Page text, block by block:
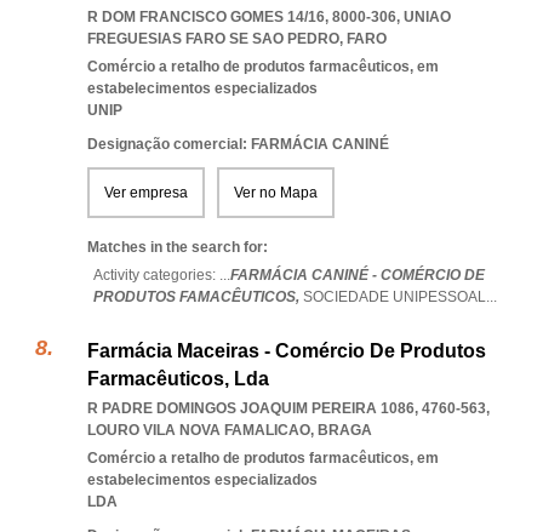
R DOM FRANCISCO GOMES 14/16, 8000-306, UNIAO
FREGUESIAS FARO SE SAO PEDRO, FARO
Comércio a retalho de produtos farmacêuticos, em
estabelecimentos especializados
UNIP
Designação comercial: FARMÁCIA CANINÉ
Ver empresa Ver no Mapa
Matches in the search for:
Activity categories: ...FARMÁCIA CANINÉ - COMÉRCIO DE
PRODUTOS FAMACÊUTICOS, SOCIEDADE UNIPESSOAL...
Farmácia Maceiras - Comércio De Produtos
Farmacêuticos, Lda
R PADRE DOMINGOS JOAQUIM PEREIRA 1086, 4760-563,
LOURO VILA NOVA FAMALICAO, BRAGA
Comércio a retalho de produtos farmacêuticos, em
estabelecimentos especializados
LDA